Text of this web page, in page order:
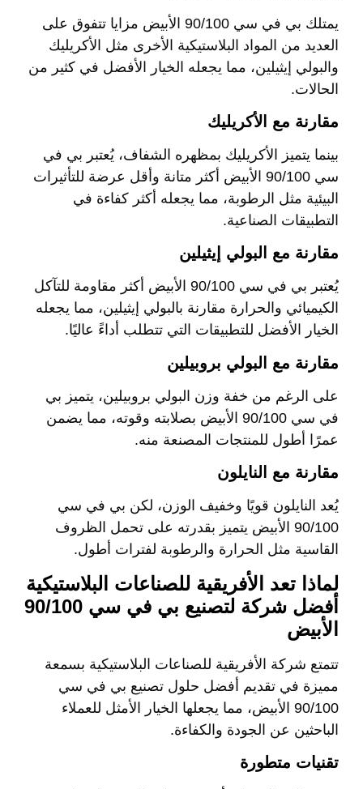
يمتلك بي في سي 90/100 الأبيض مزايا تتفوق على
العديد من المواد البلاستيكية الأخرى مثل الأكريليك
والبولي إيثيلين، مما يجعله الخيار الأفضل في كثير من
الحالات.
مقارنة مع الأكريليك
بينما يتميز الأكريليك بمظهره الشفاف، يُعتبر بي في
سي 90/100 الأبيض أكثر متانة وأقل عرضة للتأثيرات
البيئية مثل الرطوبة، مما يجعله أكثر كفاءة في
التطبيقات الصناعية.
مقارنة مع البولي إيثيلين
يُعتبر بي في سي 90/100 الأبيض أكثر مقاومة للتآكل
الكيميائي والحرارة مقارنة بالبولي إيثيلين، مما يجعله
الخيار الأفضل للتطبيقات التي تتطلب أداءً عاليًا.
مقارنة مع البولي بروبيلين
على الرغم من خفة وزن البولي بروبيلين، يتميز بي
في سي 90/100 الأبيض بصلابته وقوته، مما يضمن
عمرًا أطول للمنتجات المصنعة منه.
مقارنة مع النايلون
يُعد النايلون قويًا وخفيف الوزن، لكن بي في سي
90/100 الأبيض يتميز بقدرته على تحمل الظروف
القاسية مثل الحرارة والرطوبة لفترات أطول.
لماذا تعد الأفريقية للصناعات البلاستيكية
أفضل شركة لتصنيع بي في سي 90/100
الأبيض
تتمتع شركة الأفريقية للصناعات البلاستيكية بسمعة
مميزة في تقديم أفضل حلول تصنيع بي في سي
90/100 الأبيض، مما يجعلها الخيار الأمثل للعملاء
الباحثين عن الجودة والكفاءة.
تقنيات متطورة